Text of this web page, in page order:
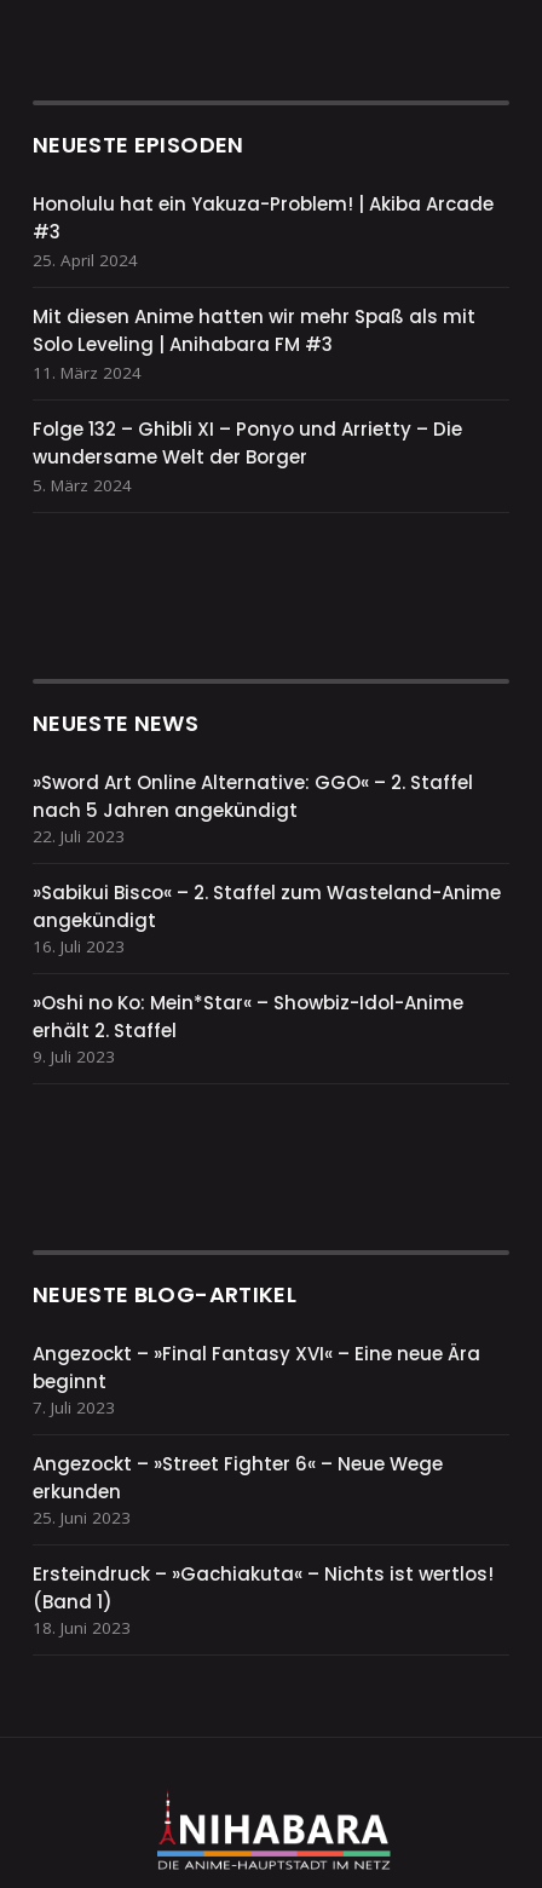
NEUESTE EPISODEN
Honolulu hat ein Yakuza-Problem! | Akiba Arcade
#3
25. April 2024
Mit diesen Anime hatten wir mehr Spaß als mit
Solo Leveling | Anihabara FM #3
11. März 2024
Folge 132 – Ghibli XI – Ponyo und Arrietty – Die
wundersame Welt der Borger
5. März 2024
NEUESTE NEWS
»Sword Art Online Alternative: GGO« – 2. Staffel
nach 5 Jahren angekündigt
22. Juli 2023
»Sabikui Bisco« – 2. Staffel zum Wasteland-Anime
angekündigt
16. Juli 2023
»Oshi no Ko: Mein*Star« – Showbiz-Idol-Anime
erhält 2. Staffel
9. Juli 2023
NEUESTE BLOG-ARTIKEL
Angezockt – »Final Fantasy XVI« – Eine neue Ära
beginnt
7. Juli 2023
Angezockt – »Street Fighter 6« – Neue Wege
erkunden
25. Juni 2023
Ersteindruck – »Gachiakuta« – Nichts ist wertlos!
(Band 1)
18. Juni 2023